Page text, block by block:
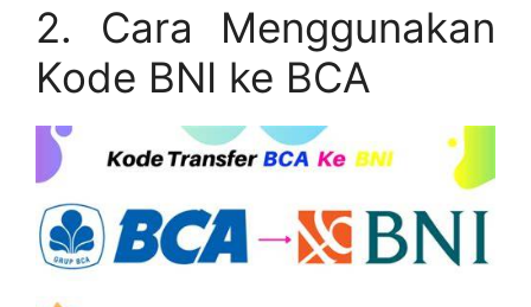
2. Cara Menggunakan
Kode BNI ke BCA